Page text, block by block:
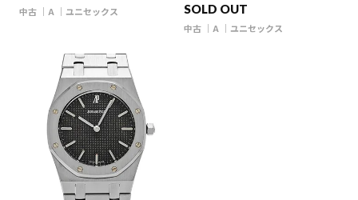
中古 A ユニセックス SOLD OUT
中古 A ユニセックス